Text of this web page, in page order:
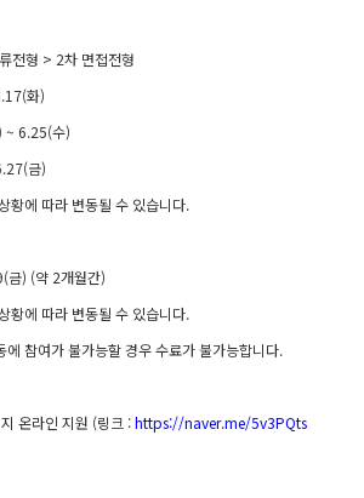
전형 > 2차 면접전형
화)
~ 6.25(수)
금)
황에 따라 변동될 수 있습니다.
금) (약 2개월간)
황에 따라 변동될 수 있습니다.
에 참여가 불가능할 경우 수료가 불가능합니다.
온라인 지원 (링크 :https://naver.me/5v3PQts